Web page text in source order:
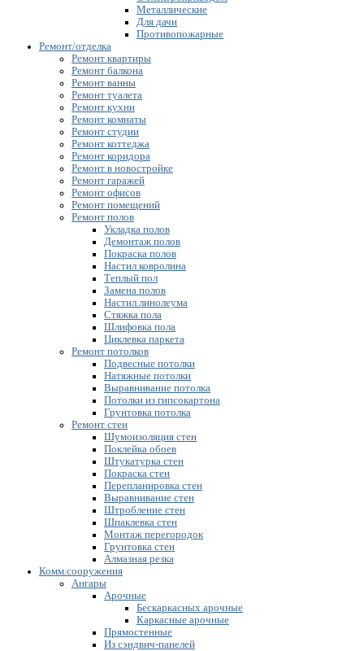
Металлические
Для дачи
Противопожарные
Ремонт/отделка
Ремонт квартиры
Ремонт балкона
Ремонт ванны
Ремонт туалета
Ремонт кухни
Ремонт комнаты
Ремонт студии
Ремонт коттеджа
Ремонт коридора
Ремонт в новостройке
Ремонт гаражей
Ремонт офисов
Ремонт помещений
Ремонт полов
Укладка полов
Демонтаж полов
Покраска полов
Настил ковролина
Теплый пол
Замена полов
Настил линолеума
Стяжка пола
Шлифовка пола
Циклевка паркета
Ремонт потолков
Подвесные потолки
Натяжные потолки
Выравнивание потолка
Потолки из гипсокартона
Грунтовка потолка
Ремонт стен
Шумоизоляция стен
Поклейка обоев
Штукатурка стен
Покраска стен
Перепланировка стен
Выравнивание стен
Штробление стен
Шпаклевка стен
Монтаж перегородок
Грунтовка стен
Алмазная резка
Комм.сооружения
Ангары
Арочные
Бескаркасных арочные
Каркасные арочные
Прямостенные
Из сэндвич-панелей